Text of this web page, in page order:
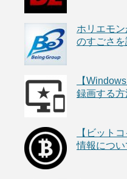
ホリエモ
のすごさを
【
録画する方
【ビット
情報につい